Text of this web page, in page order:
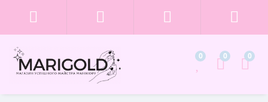
0 0 0